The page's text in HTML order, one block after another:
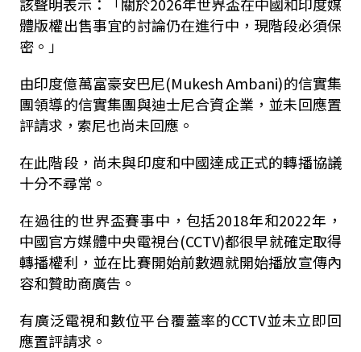
體版權出售事宜的討論仍在進行中，現階段必須保
密。」
由印度億萬富豪安巴尼(Mukesh Ambani)的信實集
團領導的信實集團與迪士尼合資企業，並未回應置
評請求，索尼也尚未回應。
在此階段，尚未與印度和中國達成正式的轉播協議
十分不尋常。
在過往的世界盃賽事中，包括2018年和2022年，
中國官方媒體中央電視台(CCTV)都很早就確定取得
轉播權利，並在比賽開始前數週就開始播放宣傳內
容和贊助商廣告。
有廣泛電視和數位平台覆蓋率的CCTV並未立即回
應置評請求。